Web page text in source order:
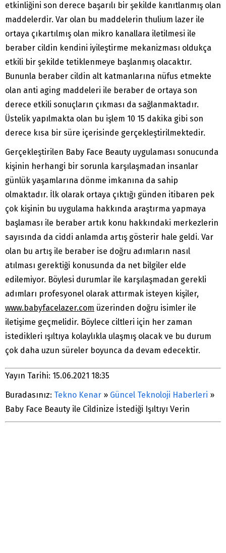
etkinliğini son derece başarılı bir şekilde kanıtlanmış olan
maddelerdir. Var olan bu maddelerin thulium lazer ile
ortaya çıkartılmış olan mikro kanallara iletilmesi ile
beraber cildin kendini iyileştirme mekanizması oldukça
etkili bir şekilde tetiklenmeye başlanmış olacaktır.
Bununla beraber cildin alt katmanlarına nüfus etmekte
olan anti aging maddeleri ile beraber de ortaya son
derece etkili sonuçların çıkması da sağlanmaktadır.
Üstelik yapılmakta olan bu işlem 10 15 dakika gibi son
derece kısa bir süre içerisinde gerçekleştirilmektedir.
Gerçekleştirilen Baby Face Beauty uygulaması sonucunda
kişinin herhangi bir sorunla karşılaşmadan insanlar
günlük yaşamlarına dönme imkanına da sahip
olmaktadır. İlk olarak ortaya çıktığı günden itibaren pek
çok kişinin bu uygulama hakkında araştırma yapmaya
başlaması ile beraber artık konu hakkındaki merkezlerin
sayısında da ciddi anlamda artış gösterir hale geldi. Var
olan bu artış ile beraber ise doğru adımların nasıl
atılması gerektiği konusunda da net bilgiler elde
edilemiyor. Böylesi durumlar ile karşılaşmadan gerekli
adımları profesyonel olarak attırmak isteyen kişiler,
www.babyfacelazer.com üzerinden doğru isimler ile
iletişime geçmelidir. Böylece ciltleri için her zaman
istedikleri ışıltıya kolaylıkla ulaşmış olacak ve bu durum
çok daha uzun süreler boyunca da devam edecektir.
Yayın Tarihi: 15.06.2021 18:35
Buradasınız: Tekno Kenar » Güncel Teknoloji Haberleri »
Baby Face Beauty ile Cildinize İstediği Işıltıyı Verin